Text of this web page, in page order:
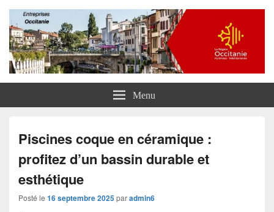
Entreprises Occitanie
Menu
Piscines coque en céramique :
profitez d’un bassin durable et
esthétique
Posté le 16 septembre 2025paradmin6